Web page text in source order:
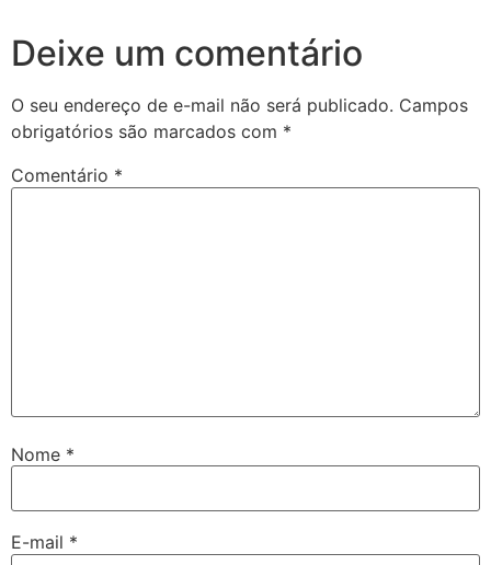
Deixe um comentário
O seu endereço de e-mail não será publicado. Campos
obrigatórios são marcados com *
Comentário *
Nome *
E-mail *